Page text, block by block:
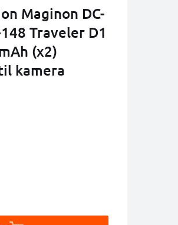
Maginon DC-
Traveler D1
(x2)
kamera